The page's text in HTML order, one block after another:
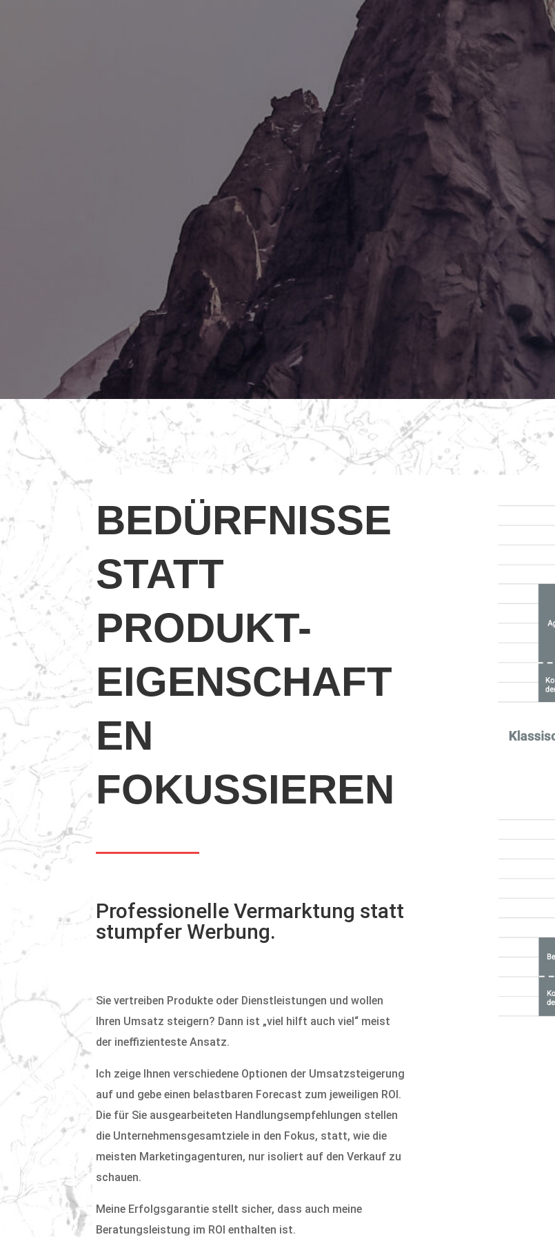
BEDÜRFNISSE
STATT
PRODUKT-
EIGENSCHAFT
EN
FOKUSSIEREN
Professionelle Vermarktung statt
stumpfer Werbung.
Sie vertreiben Produkte oder Dienstleistungen und wollen
Ihren Umsatz steigern? Dann ist „viel hilft auch viel“ meist
der ineffizienteste Ansatz.
Ich zeige Ihnen verschiedene Optionen der Umsatzsteigerung
auf und gebe einen belastbaren Forecast zum jeweiligen ROI.
Die für Sie ausgearbeiteten Handlungsempfehlungen stellen
die Unternehmensgesamtziele in den Fokus, statt, wie die
meisten Marketingagenturen, nur isoliert auf den Verkauf zu
schauen.
Meine Erfolgsgarantie stellt sicher, dass auch meine
Beratungsleistung im ROI enthalten ist.